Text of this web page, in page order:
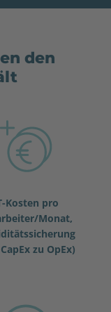
den
Kosten pro
Monat,
zu OpEx)